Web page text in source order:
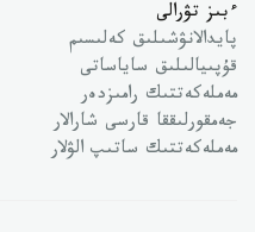
ءبىز تۋرالى
پايدالانۋشىلىق كەلىسىم
قۇپىيالىلىق ساياساتى
مەملەكەتتىك رامىزدەر
جەمقورلىققا قارسى شارالار
مەملەكەتتىك ساتىپ الۋلار